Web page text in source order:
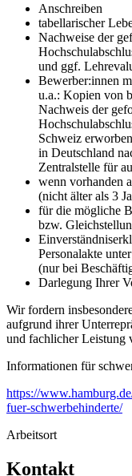
Anschreiben
tabellarischer
Nachweise der
und ggf.
Bewerber:innen
u.a.: Kopien von
Nachweis der
Schweiz
in Deutschland
Zentralstelle für
wenn vorhanden
(nicht älter als 3
für die mögliche
bzw.
Personalakte
(nur bei
Darlegung Ihrer
Wir fordern
aufgrund ihrer
und fachlicher Leistung
Informationen für
https://
fuer-schwerbehinderte/
Arbeitsort
Kontakt